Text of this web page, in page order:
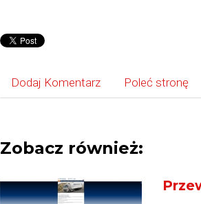
Dodaj Komentarz Poleć stronę
Zobacz również: